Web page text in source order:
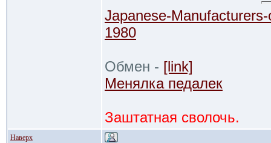
Japanese-
1980
Обмен - [link]
Менялка педалек
Заштатная сволочь.
Наверх